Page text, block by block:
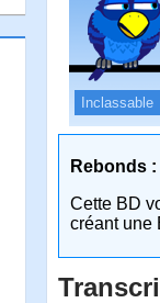
Inclassable
Rebonds :
Cette BD
créant une